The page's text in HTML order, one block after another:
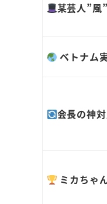
某芸人”風
ベトナム
会長の神
ミカちゃ